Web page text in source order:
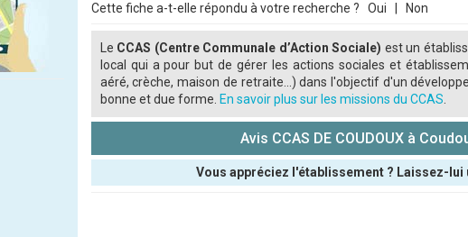
Cette fiche a-t-elle répondu à votre recherche ? Oui Non
Le CCAS (Centre Communale d’Action Sociale) est un
local qui a pour but de gérer les actions sociales et
aéré, crèche, maison de retraite...) dans l'objectif d'un
bonne et due forme. En savoir plus sur les missions du CCAS
Avis CCAS DE COUDOUX à
Vous appréciez l'établissement ? Laissez-lui